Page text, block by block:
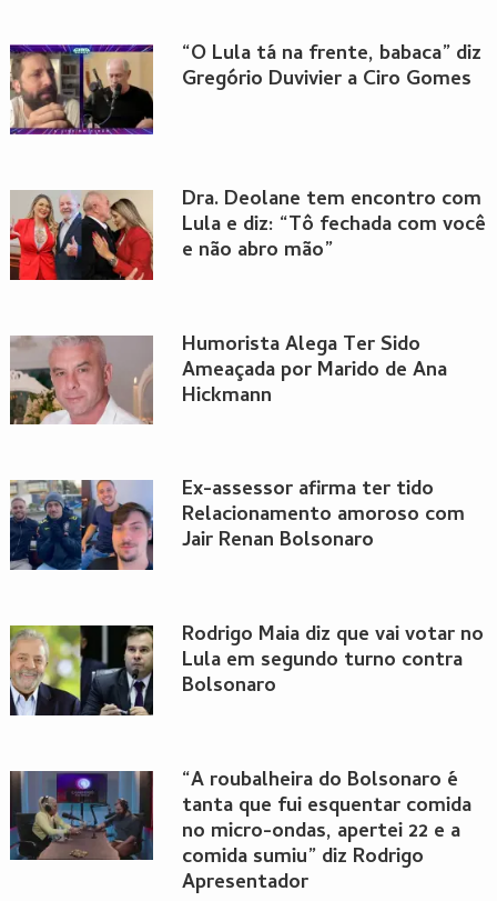
“O Lula tá na frente, babaca” diz
Gregório Duvivier a Ciro Gomes
Dra. Deolane tem encontro com
Lula e diz: “Tô fechada com você
e não abro mão”
Humorista Alega Ter Sido
Ameaçada por Marido de Ana
Hickmann
Ex-assessor afirma ter tido
Relacionamento amoroso com
Jair Renan Bolsonaro
Rodrigo Maia diz que vai votar no
Lula em segundo turno contra
Bolsonaro
“A roubalheira do Bolsonaro é
tanta que fui esquentar comida
no micro-ondas, apertei 22 e a
comida sumiu” diz Rodrigo
Apresentador